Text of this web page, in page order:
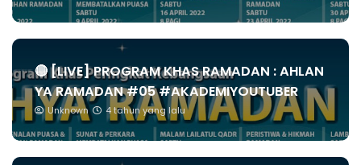
🔴 [LIVE] PROGRAM KHAS RAMADAN : AHLAN
YA RAMADAN #05 #AKADEMIYOUTUBER
Unknown 4 tahun yang lalu